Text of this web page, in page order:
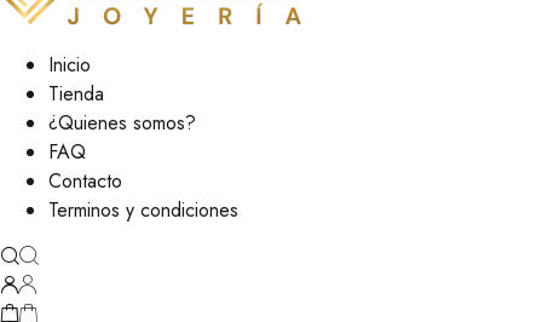
Inicio
Tienda
¿Quienes somos?
FAQ
Contacto
Terminos y condiciones